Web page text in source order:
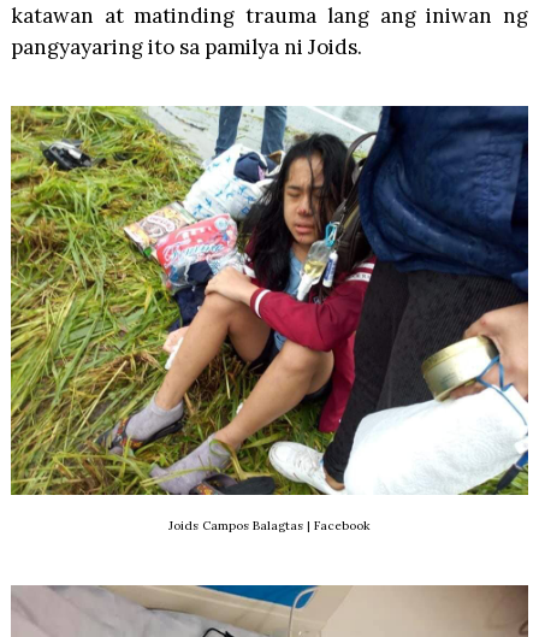
katawan at matinding trauma lang ang iniwan ng
pangyayaring ito sa pamilya ni Joids.
Joids Campos Balagtas | Facebook